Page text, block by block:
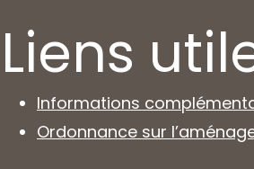
Liens
Informations
Ordonnance sur